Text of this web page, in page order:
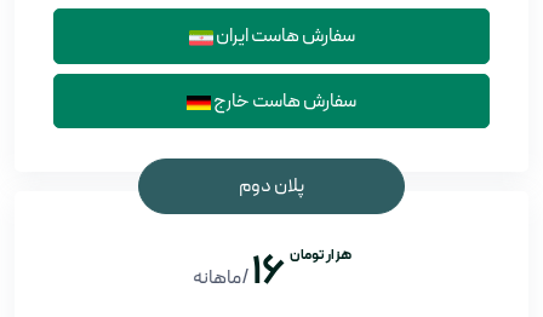
سفارش هاست ایران
سفارش هاست خارج
پلان دوم
هزار تومان 16/ماهانه